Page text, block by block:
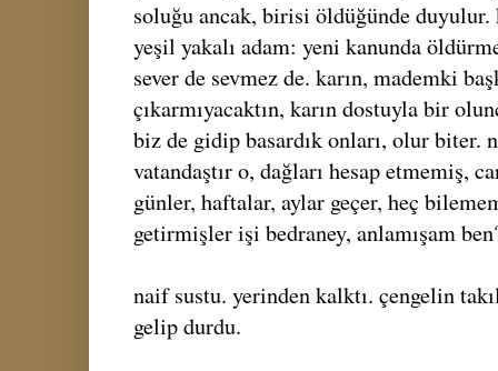
soluğu ancak, birisi öldüğünde duyulur.
yeşil yakalı adam: yeni kanunda
sever de sevmez de. karın, mademki
çıkarmıyacaktın, karın dostuyla bir
biz de gidip basardık onları, olur biter.
vatandaştır o, dağları hesap etmemiş,
günler, haftalar, aylar geçer, heç
getirmişler işi bedraney, anlamışam
naif sustu. yerinden kalktı. çengelin
gelip durdu.